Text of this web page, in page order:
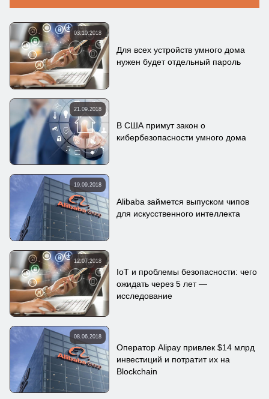
03.10.2018
Для всех устройств умного дома
нужен будет отдельный пароль
21.09.2018
В США примут закон о
кибербезопасности умного дома
19.09.2018
Alibaba займется выпуском чипов
для искусственного интеллекта
12.07.2018
IoT и проблемы безопасности: чего
ожидать через 5 лет —
исследование
08.06.2018
Оператор Alipay привлек $14 млрд
инвестиций и потратит их на
Blockchain